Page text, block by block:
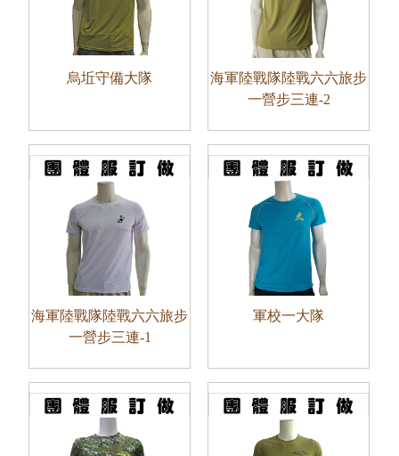
烏坵守備大隊
海軍陸戰隊陸戰六六旅步
一營步三連-2
海軍陸戰隊陸戰六六旅步
一營步三連-1
軍校一大隊